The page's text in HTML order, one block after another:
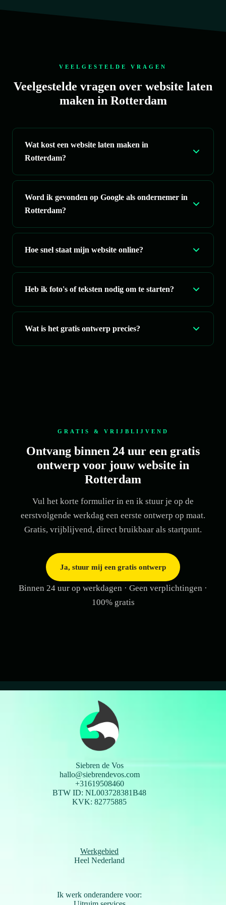
aanrader voor iedereen die op zoek is naar een
VEELGESTELDE VRAGEN
Veelgestelde vragen over website laten
maken in Rotterdam
Wat kost een website laten maken in
Rotterdam?
Word ik gevonden op Google als ondernemer in
Rotterdam?
Hoe snel staat mijn website online?
Heb ik foto's of teksten nodig om te starten?
Wat is het gratis ontwerp precies?
GRATIS & VRIJBLIJVEND
Ontvang binnen 24 uur een gratis
ontwerp voor jouw website in
Rotterdam
Vul het korte formulier in en ik stuur je op de
eerstvolgende werkdag een eerste ontwerp op maat.
Gratis, vrijblijvend, direct bruikbaar als startpunt.
Ja, stuur mij een gratis ontwerp
Binnen 24 uur op werkdagen · Geen verplichtingen ·
100% gratis
Siebren de Vos
hallo@siebrendevos.com
+31619508460
BTW ID: NL003728381B48
KVK: 82775885
Werkgebied
Heel Nederland
Ik werk onderandere voor: